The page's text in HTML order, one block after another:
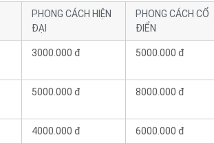
PHONG CÁCH HIỆN
ĐẠI
PHONG CÁCH CỔ
ĐIỂN
3000.000 đ 5000.000 đ
5000.000 đ 8000.000 đ
4000.000 đ 6000.000 đ